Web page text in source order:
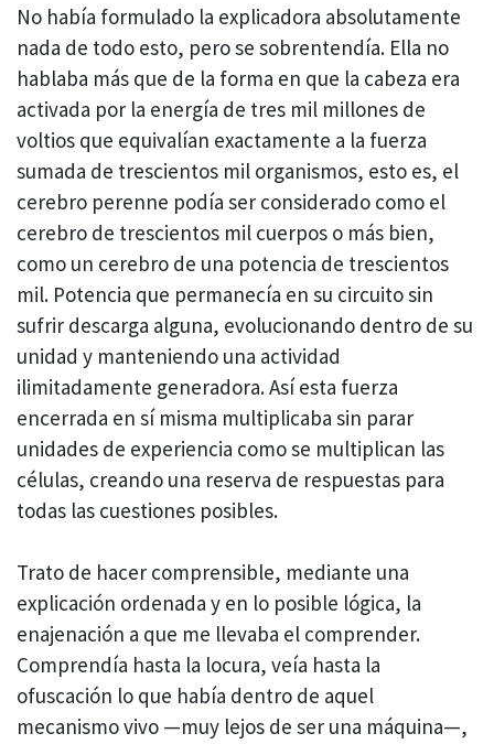
No había formulado la explicadora absolutamente
nada de todo esto, pero se sobrentendía. Ella no
hablaba más que de la forma en que la cabeza era
activada por la energía de tres mil millones de
voltios que equivalían exactamente a la fuerza
sumada de trescientos mil organismos, esto es, el
cerebro perenne podía ser considerado como el
cerebro de trescientos mil cuerpos o más bien,
como un cerebro de una potencia de trescientos
mil. Potencia que permanecía en su circuito sin
sufrir descarga alguna, evolucionando dentro de su
unidad y manteniendo una actividad
ilimitadamente generadora. Así esta fuerza
encerrada en sí misma multiplicaba sin parar
unidades de experiencia como se multiplican las
células, creando una reserva de respuestas para
todas las cuestiones posibles.
Trato de hacer comprensible, mediante una
explicación ordenada y en lo posible lógica, la
enajenación a que me llevaba el comprender.
Comprendía hasta la locura, veía hasta la
ofuscación lo que había dentro de aquel
mecanismo vivo —muy lejos de ser una máquina—,